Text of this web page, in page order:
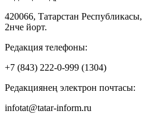
420066, Татарстан
2нче йорт.
Редакция телефоны:
+7 (843) 222-0-999 (1304)
Редакциянең электрон почтасы:
infotat@tatar-inform.ru